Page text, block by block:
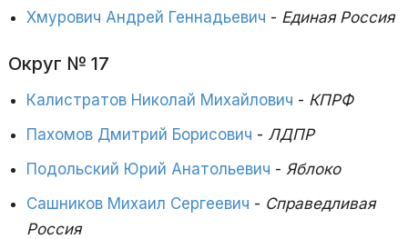
Хмурович Андрей Геннадьевич - Единая Россия
Округ № 17
Калистратов Николай Михайлович - КПРФ
Пахомов Дмитрий Борисович - ЛДПР
Подольский Юрий Анатольевич - Яблоко
Сашников Михаил Сергеевич - Справедливая
Россия